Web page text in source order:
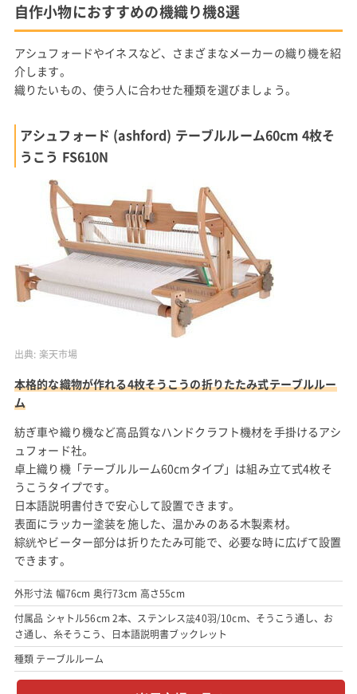
自作小物におすすめの機織り機8選
アシュフォードやイネスなど、さまざまなメーカーの織り機を紹
介します。
織りたいもの、使う人に合わせた種類を選びましょう。
アシュフォード (ashford) テーブルルーム60cm 4枚そ
うこう FS610N
出典: 楽天市場
本格的な織物が作れる4枚そうこうの折りたたみ式テーブルルー
ム
紡ぎ車や織り機など高品質なハンドクラフト機材を手掛けるアシ
ュフォード社。
卓上織り機「テーブルルーム60cmタイプ」は組み立て式4枚そ
うこうタイプです。
日本語説明書付きで安心して設置できます。
表面にラッカー塗装を施した、温かみのある木製素材。
綜絖やビーター部分は折りたたみ可能で、必要な時に広げて設置
できます。
外形寸法 幅76cm 奥行73cm 高さ55cm
付属品 シャトル56cm 2本、ステンレス筬40羽/10cm、そうこう通し、お
さ通し、糸そうこう、日本語説明書ブックレット
種類 テーブルルーム